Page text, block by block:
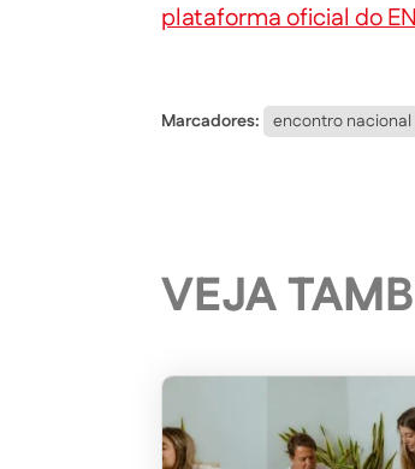
plataforma oficial do
Marcadores: encontro nacional
VEJA